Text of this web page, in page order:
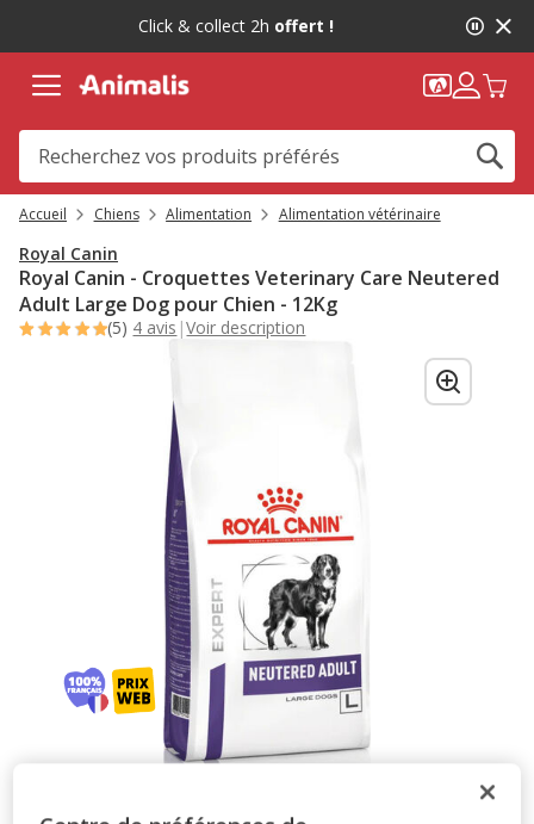
message,
Click & collect 2h offert !
Accueil Chiens Alimentation Alimentation vétérinaire
Royal Canin
Royal Canin - Croquettes Veterinary Care Neutered
Adult Large Dog pour Chien - 12Kg
(5) 4 avis |Voir description
Taille:12Kg